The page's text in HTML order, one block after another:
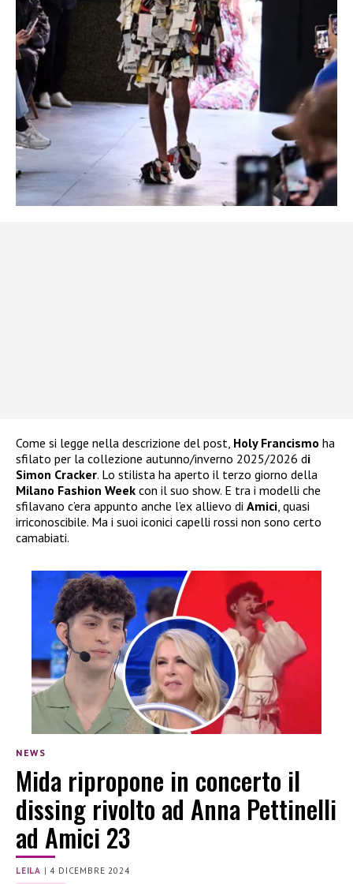
Come si legge nella descrizione del post, Holy Francismo ha
sfilato per la collezione autunno/inverno 2025/2026 di
Simon Cracker. Lo stilista ha aperto il terzo giorno della
Milano Fashion Week con il suo show. E tra i modelli che
sfilavano c’era appunto anche l’ex allievo di Amici, quasi
irriconoscibile. Ma i suoi iconici capelli rossi non sono certo
camabiati.
NEWS
Mida ripropone in concerto il
dissing rivolto ad Anna Pettinelli
ad Amici 23
LEILA |4 DICEMBRE 2024